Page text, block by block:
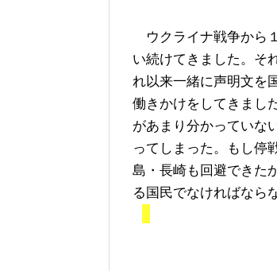
ウクライナ戦争から
い続けてきました。そ
れ以来一緒に声明文を
働きかけをしてきまし
があまり分かっていな
ってしまった。もし停
島・長崎も回避できた
る国民でなければなら